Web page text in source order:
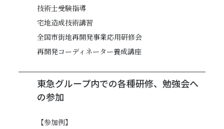
技術士受験指導
宅地造成技術講習
全国市街地再開発事業応用研修会
再開発コーディネーター養成講座
東急グループ内での各種研修、勉強会へ
の参加
【参加例】